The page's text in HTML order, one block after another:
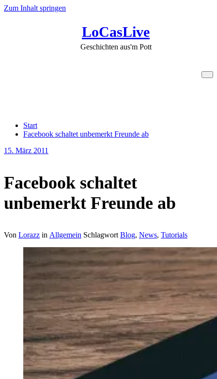
Zum Inhalt springen
LoCasLive
Geschichten aus'm Pott
Start
Facebook schaltet unbemerkt Freunde ab
15. März 2011
Facebook schaltet
unbemerkt Freunde ab
Von Lorazz in Allgemein Schlagwort Blog, News, Tutorials